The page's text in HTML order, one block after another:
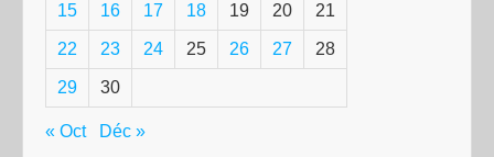
15 16 17 18 19 20 21
22 23 24 25 26 27 28
29 30
« Oct Déc »